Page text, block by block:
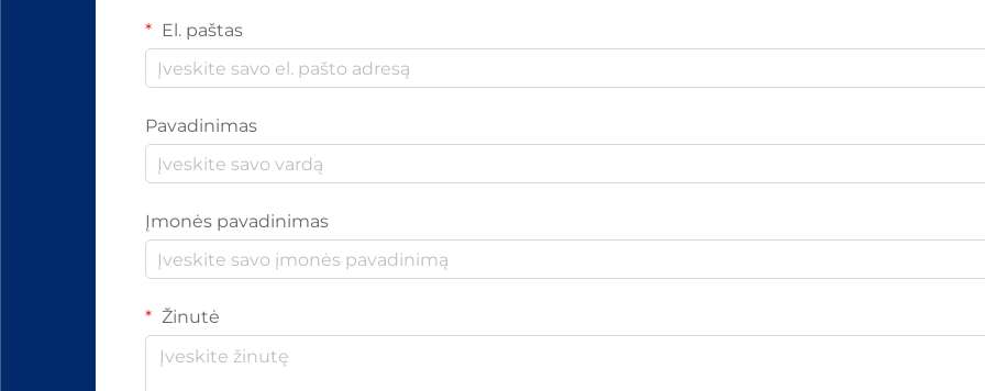
El. paštas
Pavadinimas
Įmonės pavadinimas
Žinutė